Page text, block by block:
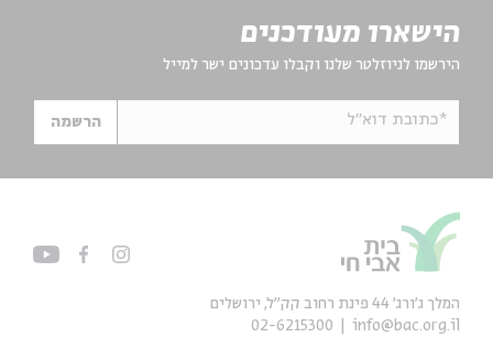
הישארו מעודכנים
הירשמו לניוזלטר שלנו וקבלו עדכונים ישר למייל
*כתובת דוא"ל הרשמה
המלך ג'ורג' 44 פינת רחוב קק״ל, ירושלים
info@bac.org.il
02-6215300